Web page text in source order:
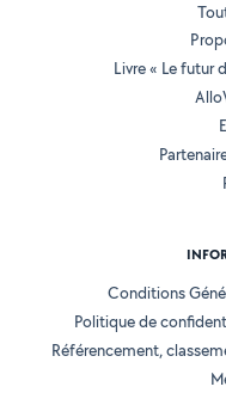
Livre « Le futur
Conditions
Politique de
Référencement,